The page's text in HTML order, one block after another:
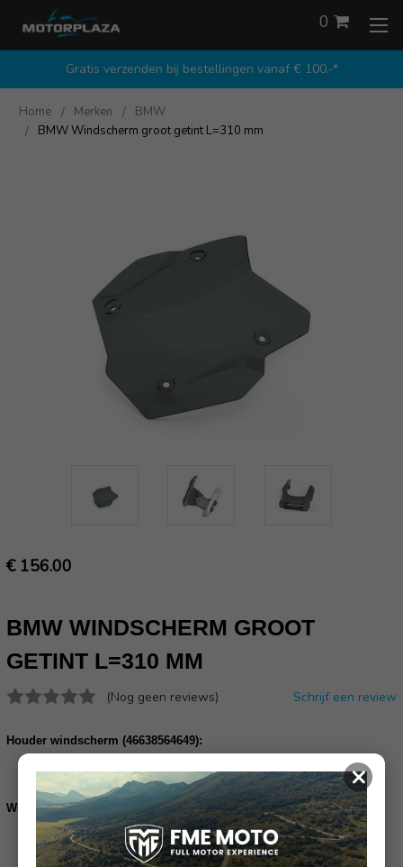
Gratis verzenden bij bestellingen vanaf € 100,-*
0
Home Merken
BMW
BMW Windscherm groot getint L=310 mm
€ 156.00
BMW WINDSCHERM GROOT
GETINT L=310 MM
(Nog geen reviews) Schrijf een review
Houder windscherm (46638564649):
Bestel ook de houder winscherm lang
Windschermverstelling (46638562228):
Bestel de windschermverstelling
×